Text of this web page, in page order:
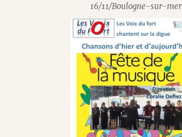
16/11/Boulogne-sur-mer